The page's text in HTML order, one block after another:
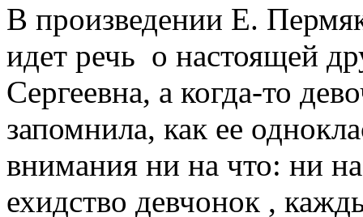
В произведении Е.
идет речь о настоящей
Сергеевна, а когда-то
запомнила, как ее
внимания ни на что: ни
ехидство девчонок ,